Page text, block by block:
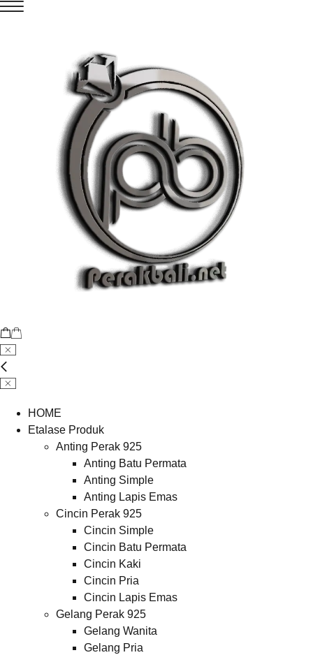
HOME
Etalase Produk
Anting Perak 925
Anting Batu Permata
Anting Simple
Anting Lapis Emas
Cincin Perak 925
Cincin Simple
Cincin Batu Permata
Cincin Kaki
Cincin Pria
Cincin Lapis Emas
Gelang Perak 925
Gelang Wanita
Gelang Pria